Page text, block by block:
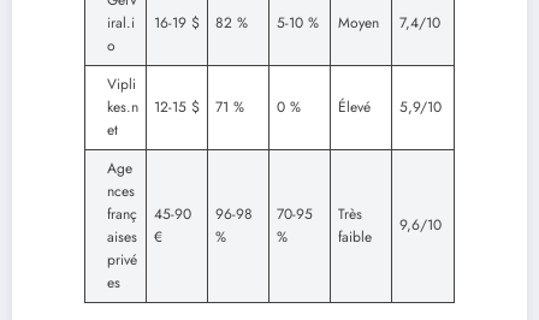
iral.i
o
16-19 $ 82 % 5-10 % Moyen 7,4/10
Vipli
kes.n
et
12-15 $ 71 % 0 % Élevé 5,9/10
Age
nces
franç
aises
privé
es
45-90
€
96-98
%
70-95
%
Très
faible
9,6/10